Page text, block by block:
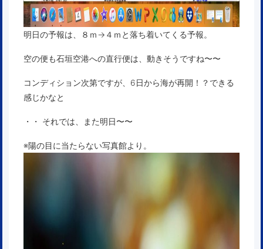
明日の予報は、８ｍ→４ｍと落ち着いてくる予報。
空の便も石垣空港への直行便は、動きそうですね〜〜
コンディション次第ですが、6日から海が再開！？できる
感じかなと
・・ それでは、また明日〜〜
※陽の目に当たらない写真館より。